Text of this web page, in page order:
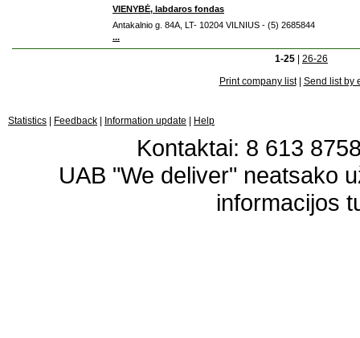
VIENYBĖ, labdaros fondas
Antakalnio g. 84A, LT- 10204 VILNIUS - (5) 2685844
...
1-25
26-26
Print company list| Send list by
Statistics Feedback Information update Help
Kontaktai: 8 613
UAB "We deliver" neatsako
informacijos